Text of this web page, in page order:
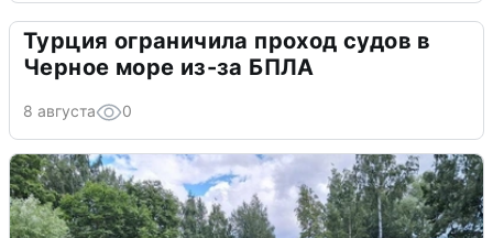
Турция ограничила проход судов в
Черное море из-за БПЛА
8 августа 0